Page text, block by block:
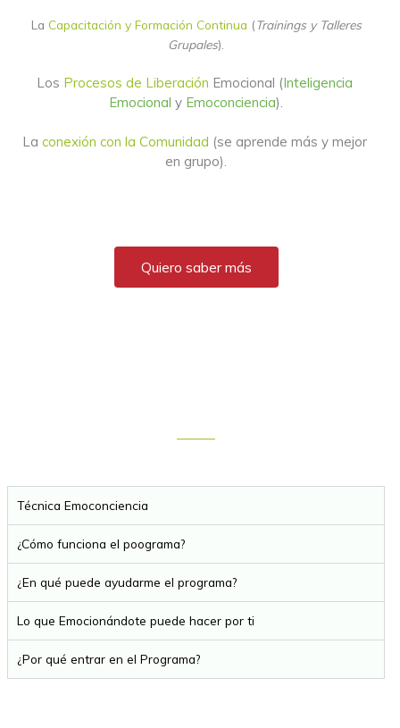
La Capacitación y Formación Continua (Trainings y Talleres
Grupales).
Los Procesos de Liberación Emocional (Inteligencia
Emocional y Emoconciencia).
La conexión con la Comunidad (se aprende más y mejor
en grupo).
Quiero saber más
Técnica Emoconciencia
¿Cómo funciona el poograma?
¿En qué puede ayudarme el programa?
Lo que Emocionándote puede hacer por ti
¿Por qué entrar en el Programa?